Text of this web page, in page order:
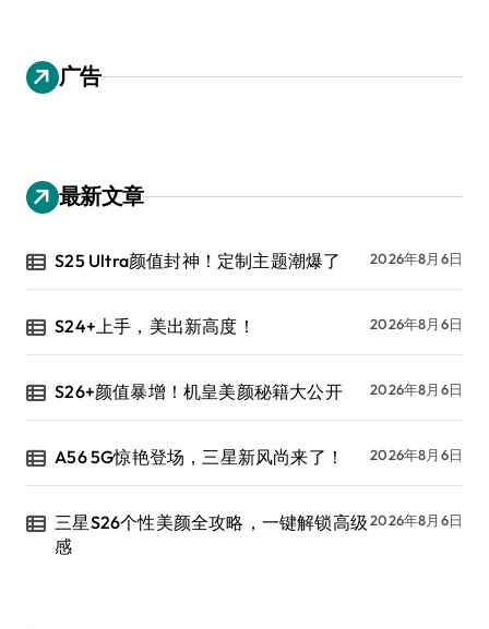
广告
最新文章
S25 Ultra颜值封神！定制主题潮爆了 2026年8月6日
S24+上手，美出新高度！ 2026年8月6日
S26+颜值暴增！机皇美颜秘籍大公开 2026年8月6日
A56 5G惊艳登场，三星新风尚来了！ 2026年8月6日
三星S26个性美颜全攻略，一键解锁高级
感
2026年8月6日